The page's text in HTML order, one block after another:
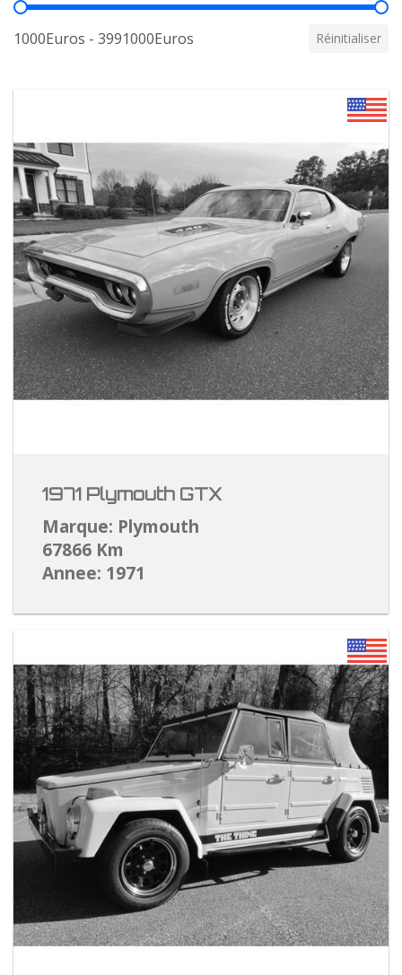
Prix
1000Euros - 3991000Euros Réinitialiser
1971 Plymouth GTX
Marque: Plymouth
67866 Km
Annee: 1971